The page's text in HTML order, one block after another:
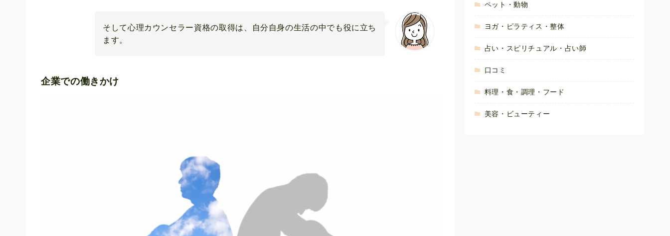
そして心理カウンセラー資格の取得は、自分自身の生活の中でも役に立ち
ます。
企業での働きかけ
ペット・動物
ヨガ・ピラティス・整体
占い・スピリチュアル・占い師
口コミ
料理・食・調理・フード
美容・ビューティー